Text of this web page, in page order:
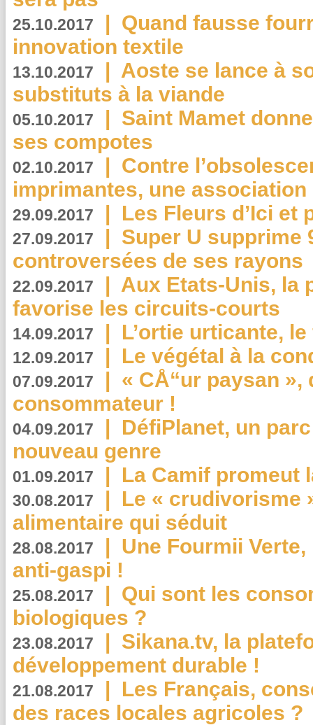
25.10.2017 | Quand fausse
innovation textile
13.10.2017 | Aoste se lance à
substituts à la viande
05.10.2017 | Saint Mamet
ses compotes
02.10.2017 | Contre
imprimantes, une
29.09.2017 | Les Fleurs d’Ici et
27.09.2017 | Super U supprime
controversées de ses rayons
22.09.2017 | Aux Etats-Unis, la
favorise les circuits-courts
14.09.2017 | L’ortie urticante,
12.09.2017 | Le végétal à la
07.09.2017 | « CÅ“ur paysan
consommateur !
04.09.2017 | DéfiPlanet, un
nouveau genre
01.09.2017 | La Camif promeut
30.08.2017 | Le « crudivorisme
alimentaire qui séduit
28.08.2017 | Une Fourmii
anti-gaspi !
25.08.2017 | Qui sont les
biologiques ?
23.08.2017 | Sikana.tv, la
développement durable !
21.08.2017 | Les Français,
des races locales agricoles ?